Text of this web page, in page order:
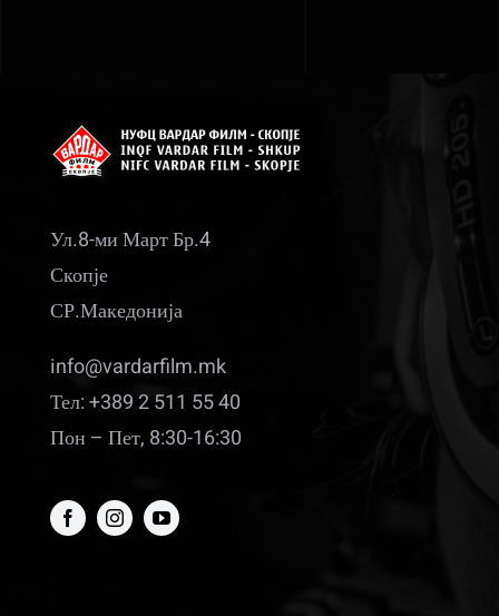
Ул.8-ми Март Бр.4
Скопје
СР.Македонија
info@vardarfilm.mk
Тел: +389 2 511 55 40
Пон – Пет, 8:30-16:30